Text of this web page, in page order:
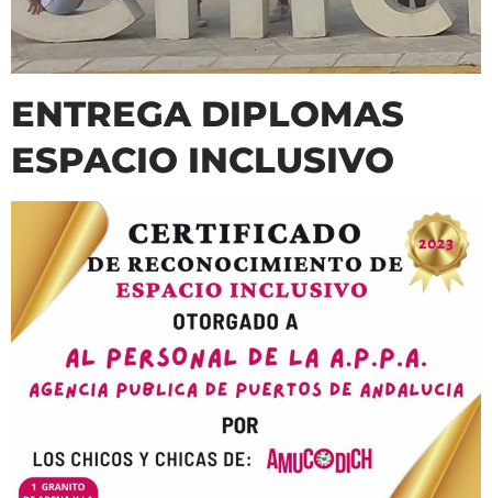
ENTREGA DIPLOMAS
ESPACIO INCLUSIVO